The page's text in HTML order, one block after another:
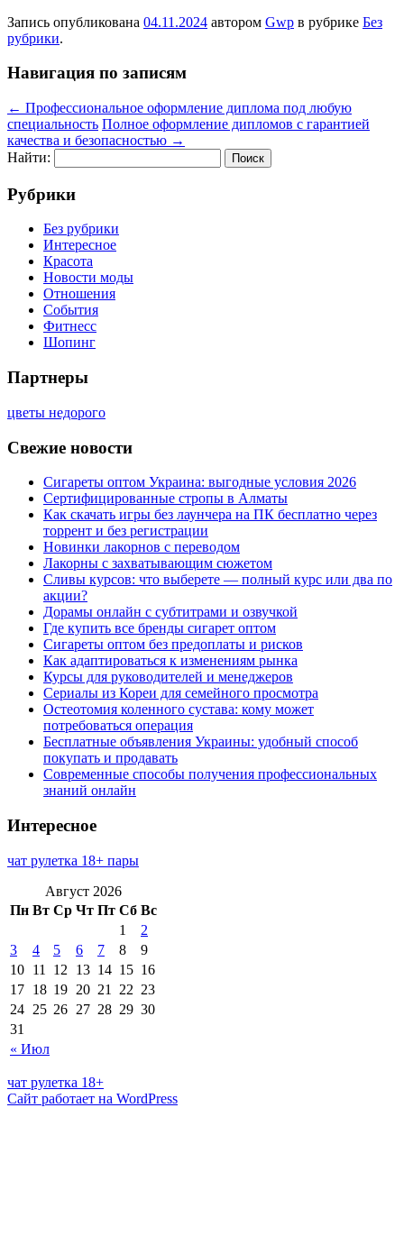
Запись опубликована 04.11.2024 автором Gwp в рубрике Без
рубрики.
Навигация по записям
← Профессиональное оформление диплома под любую
специальность Полное оформление дипломов с гарантией
качества и безопасностью →
Найти:
Рубрики
Без рубрики
Интересное
Красота
Новости моды
Отношения
События
Фитнесс
Шопинг
Партнеры
цветы недорого
Свежие новости
Сигареты оптом Украина: выгодные условия 2026
Сертифицированные стропы в Алматы
Как скачать игры без лаунчера на ПК бесплатно через
торрент и без регистрации
Новинки лакорнов с переводом
Лакорны с захватывающим сюжетом
Сливы курсов: что выберете — полный курс или два по
акции?
Дорамы онлайн с субтитрами и озвучкой
Где купить все бренды сигарет оптом
Сигареты оптом без предоплаты и рисков
Как адаптироваться к изменениям рынка
Курсы для руководителей и менеджеров
Сериалы из Кореи для семейного просмотра
Остеотомия коленного сустава: кому может
потребоваться операция
Бесплатные объявления Украины: удобный способ
покупать и продавать
Современные способы получения профессиональных
знаний онлайн
Интересное
чат рулетка 18+ пары
Август 2026
Пн Вт Ср Чт Пт Сб Вс
« Июл
1
2
3
4 5 6 7 8
9
10 11 12 13 14 15 16
17 18 19 20 21 22 23
24 25 26 27 28 29 30
31
чат рулетка 18+
Сайт работает на WordPress